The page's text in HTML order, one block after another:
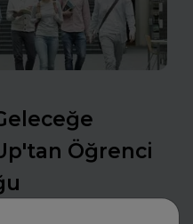
Öğrenci